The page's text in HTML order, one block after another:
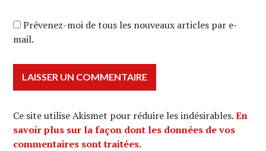
Prévenez-moi de tous les nouveaux articles par e-
mail.
Ce site utilise Akismet pour réduire les indésirables.En
savoir plus sur la façon dont les données de vos
commentaires sont traitées.